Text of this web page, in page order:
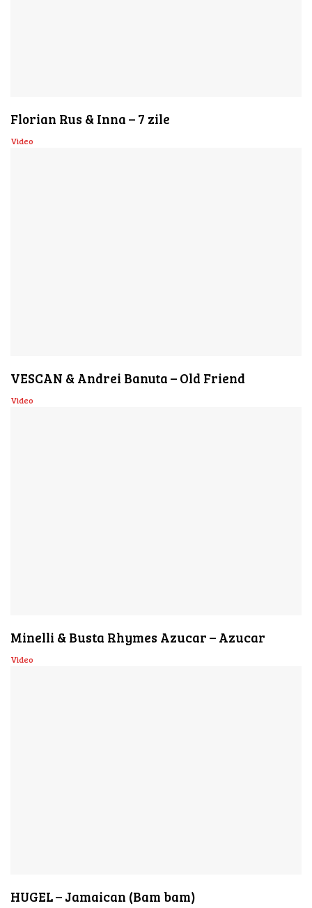
Florian Rus & Inna – 7 zile
Video
VESCAN & Andrei Banuta – Old Friend
Video
Minelli & Busta Rhymes Azucar – Azucar
Video
HUGEL – Jamaican (Bam bam)